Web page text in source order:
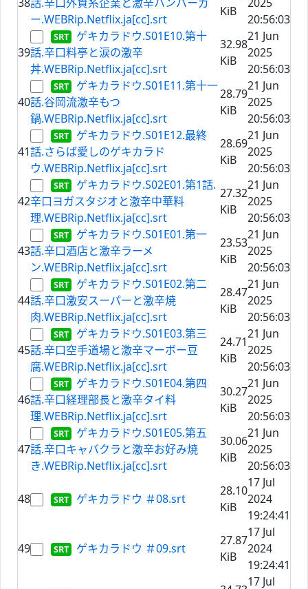
ー.WEBRip.Netflix.ja[cc].srt
KiB
20:56:03
39
ゲキカラドウ.S01E10.第十
話.辛口料亭と涙の激辛
丼.WEBRip.Netflix.ja[cc].srt
32.98
KiB
21 Jun
2025
20:56:03
40
ゲキカラドウ.S01E11.第十一
話.谷岡流激辛もつ
鍋.WEBRip.Netflix.ja[cc].srt
28.79
KiB
21 Jun
2025
20:56:03
41
ゲキカラドウ.S01E12.最終
話.さらば愛しのゲキカラド
ウ.WEBRip.Netflix.ja[cc].srt
28.69
KiB
21 Jun
2025
20:56:03
42
ゲキカラドウ.S02E01.第1話.
辛口ヨガスタジオと激辛中華料
理.WEBRip.Netflix.ja[cc].srt
27.32
KiB
21 Jun
2025
20:56:03
43
ゲキカラドウ.S01E01.第一
話.辛口酒店と激辛ラーメ
ン.WEBRip.Netflix.ja[cc].srt
23.53
KiB
21 Jun
2025
20:56:03
44
ゲキカラドウ.S01E02.第二
話.辛口激安スーパーと激辛焼
肉.WEBRip.Netflix.ja[cc].srt
28.47
KiB
21 Jun
2025
20:56:03
45
ゲキカラドウ.S01E03.第三
話.辛口空手道場と激辛マーボー豆
腐.WEBRip.Netflix.ja[cc].srt
24.71
KiB
21 Jun
2025
20:56:03
46
ゲキカラドウ.S01E04.第四
話.辛口経理部長と激辛タイ料
理.WEBRip.Netflix.ja[cc].srt
30.27
KiB
21 Jun
2025
20:56:03
47
ゲキカラドウ.S01E05.第五
話.辛口キャバクラと激辛お好み焼
き.WEBRip.Netflix.ja[cc].srt
30.06
KiB
21 Jun
2025
20:56:03
48 ゲキカラドウ ＃08.srt
28.10
KiB
17 Jul
2024
19:24:41
49 ゲキカラドウ ＃09.srt
27.87
KiB
17 Jul
2024
19:24:41
17 Jul